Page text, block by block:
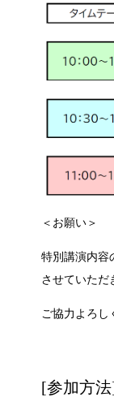
＜お願い＞
特別講演内容
させていただ
ご協力よろし
[参加方